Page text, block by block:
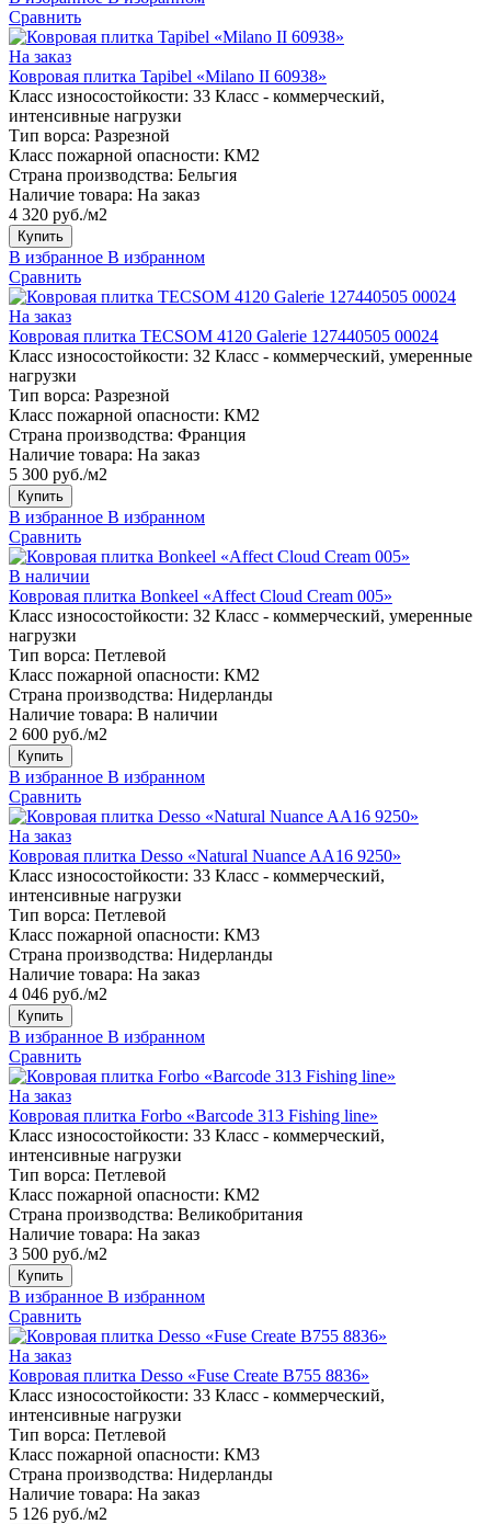
Сравнить
На заказ
Ковровая плитка Tapibel «Milano II 60938»
Класс износостойкости: 33 Класс - коммерческий,
интенсивные нагрузки
Тип ворса: Разрезной
Класс пожарной опасности: КМ2
Страна производства: Бельгия
Наличие товара: На заказ
4 320 руб./м2
Купить
В избранное В избранном
Сравнить
На заказ
Ковровая плитка TECSOM 4120 Galerie 127440505 00024
Класс износостойкости: 32 Класс - коммерческий, умеренные
нагрузки
Тип ворса: Разрезной
Класс пожарной опасности: КМ2
Страна производства: Франция
Наличие товара: На заказ
5 300 руб./м2
Купить
В избранное В избранном
Сравнить
В наличии
Ковровая плитка Bonkeel «Affect Cloud Cream 005»
Класс износостойкости: 32 Класс - коммерческий, умеренные
нагрузки
Тип ворса: Петлевой
Класс пожарной опасности: КМ2
Страна производства: Нидерланды
Наличие товара: В наличии
2 600 руб./м2
Купить
В избранное В избранном
Сравнить
На заказ
Ковровая плитка Desso «Natural Nuance AA16 9250»
Класс износостойкости: 33 Класс - коммерческий,
интенсивные нагрузки
Тип ворса: Петлевой
Класс пожарной опасности: КМ3
Страна производства: Нидерланды
Наличие товара: На заказ
4 046 руб./м2
Купить
В избранное В избранном
Сравнить
На заказ
Ковровая плитка Forbo «Barcode 313 Fishing line»
Класс износостойкости: 33 Класс - коммерческий,
интенсивные нагрузки
Тип ворса: Петлевой
Класс пожарной опасности: КМ2
Страна производства: Великобритания
Наличие товара: На заказ
3 500 руб./м2
Купить
В избранное В избранном
Сравнить
На заказ
Ковровая плитка Desso «Fuse Create B755 8836»
Класс износостойкости: 33 Класс - коммерческий,
интенсивные нагрузки
Тип ворса: Петлевой
Класс пожарной опасности: КМ3
Страна производства: Нидерланды
Наличие товара: На заказ
5 126 руб./м2